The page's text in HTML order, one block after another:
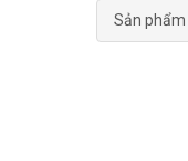
Sản phẩm